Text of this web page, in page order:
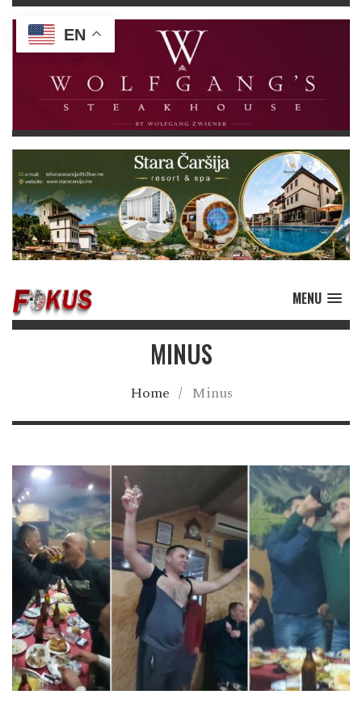
MENU
MINUS
Home / Minus
EN